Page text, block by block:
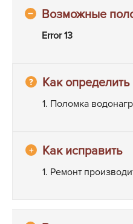
Error 13
1. Поломка
1. Ремонт